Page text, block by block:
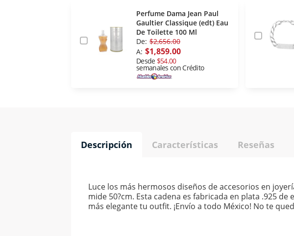
Perfume Dama Jean Paul
Gaultier Classique (edt) Eau
De Toilette 100 Ml
De: $2,656.00
A: $1,859.00
Desde $54.00
semanales con Crédito
Descripción Características Reseñas
Luce los más hermosos diseños de accesorios en
mide 50?cm. Esta cadena es fabricada en plata .925
más elegante tu outfit. ¡Envío a todo México! No te